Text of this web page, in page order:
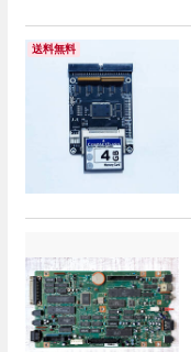
送料無料